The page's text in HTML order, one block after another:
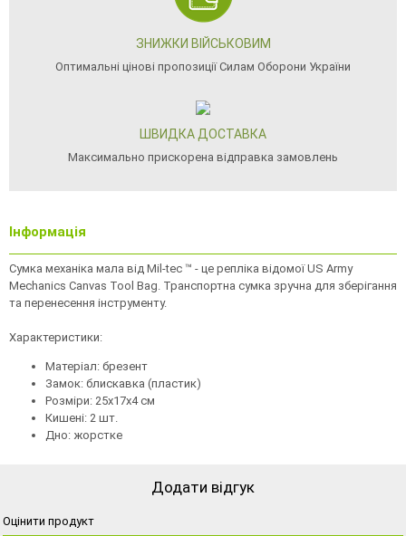
ЗНИЖКИ ВІЙСЬКОВИМ
Оптимальні цінові пропозиції Силам Оборони України
ШВИДКА ДОСТАВКА
Максимально прискорена відправка замовлень
Інформація
Сумка механіка мала від Mil-tec ™ - це репліка відомої US Army
Mechanics Canvas Tool Bag. Транспортна сумка зручна для зберігання
та перенесення інструменту.
Характеристики:
Матеріал: брезент
Замок: блискавка (пластик)
Розміри: 25х17х4 см
Кишені: 2 шт.
Дно: жорстке
Додати відгук
Оцінити продукт